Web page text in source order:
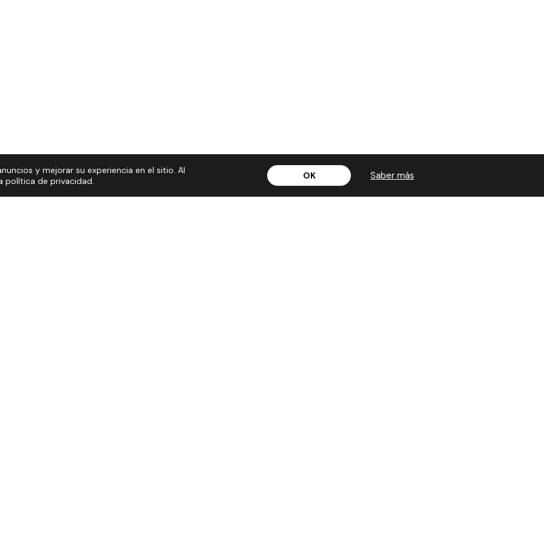
y mejorar su experiencia en el sitio. Al
política de privacidad.
OK Saber más